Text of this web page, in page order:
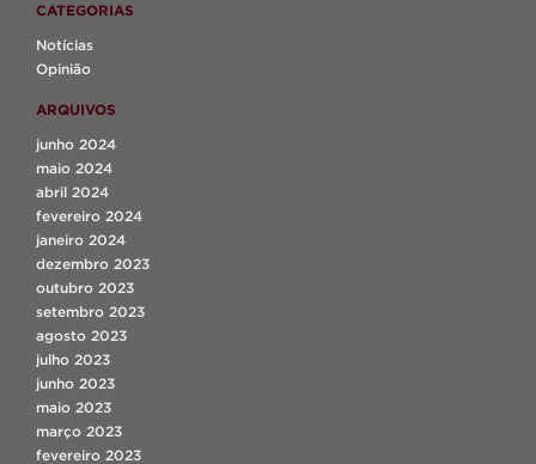
CATEGORIAS
Notícias
Opinião
ARQUIVOS
junho 2024
maio 2024
abril 2024
fevereiro 2024
janeiro 2024
dezembro 2023
outubro 2023
setembro 2023
agosto 2023
julho 2023
junho 2023
maio 2023
março 2023
fevereiro 2023